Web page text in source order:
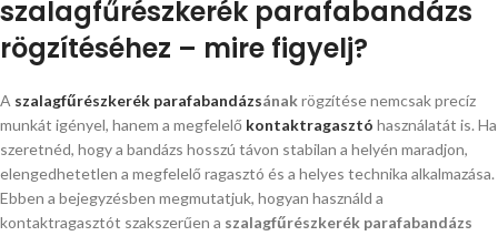
szalagfűrészkerék parafabandázs
rögzítéséhez – mire figyelj?
A szalagfűrészkerék parafabandázsánakrögzítése nemcsak precíz
munkát igényel, hanem a megfelelő kontaktragasztó használatát is. Ha
szeretnéd, hogy a bandázs hosszú távon stabilan a helyén maradjon,
elengedhetetlen a megfelelő ragasztó és a helyes technika alkalmazása.
Ebben a bejegyzésben megmutatjuk, hogyan használd a
kontaktragasztót szakszerűen a szalagfűrészkerék parafabandázs